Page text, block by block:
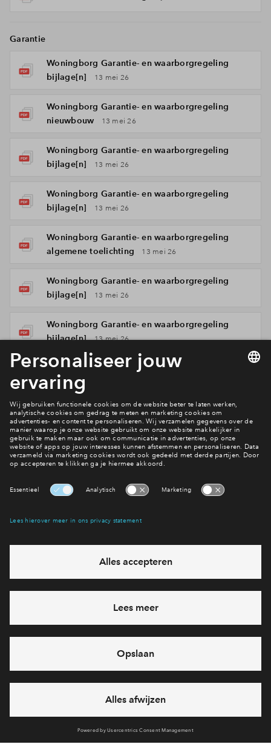
Garantie
Woningborg Garantie- en waarborgregeling
bijlage[n]
13 mei 26
Woningborg Garantie- en waarborgregeling
nieuwbouw
13 mei 26
Woningborg Garantie- en waarborgregeling
bijlage[n]
13 mei 26
Woningborg Garantie- en waarborgregeling
bijlage[n]
13 mei 26
Woningborg Garantie- en waarborgregeling
algemene toelichting
13 mei 26
Woningborg Garantie- en waarborgregeling
bijlage[n]
13 mei 26
Woningborg Garantie- en waarborgregeling
bijlage[n]
13 mei 26
Woningborg Garantie- en waarborgregeling
algemene voorwaarden
Interesse? Meld je dan snel aan
Hiermee blijf je op de hoogte van het belangrijkste nieuws en
Ja, ik wil mij aanmelden
Heb je een vraag en wil je direct antwoord? Bel ons op
712 28 46
feestdagen)
vandaag gesloten, maandag zijn we vanaf
09:00 uur weer
bereikbaar